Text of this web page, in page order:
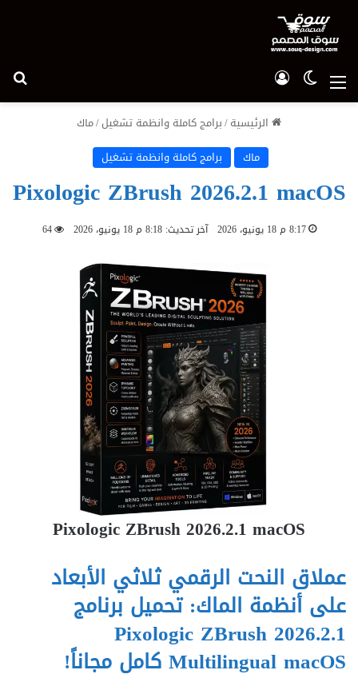
القائمة الوضع المظلم
الرئيسية/برامج كاملة وانظمة تشغيل/ماك
ماك
برامج كاملة وانظمة تشغيل
Pixologic ZBrush 2026.2.1 macOS
8:17 م 18 يونيو، 2026 آخر تحديث: 8:18 م 18 يونيو، 2026 64
Pixologic ZBrush 2026.2.1 macOS
عملاق النحت الرقمي ثلاثي الأبعاد
على أنظمة الماك: تحميل برنامج
Pixologic ZBrush 2026.2.1
Multilingual macOS كامل مجاناً!